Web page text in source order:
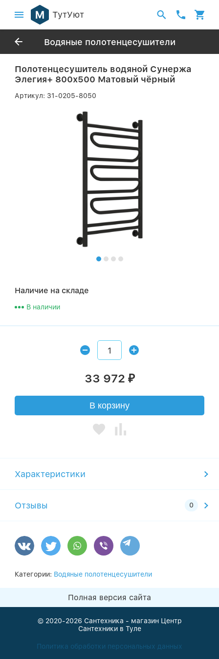
ТутУют
Водяные полотенцесушители
Полотенцесушитель водяной Сунержа
Элегия+ 800х500 Матовый чёрный
Артикул: 31-0205-8050
Наличие на складе
В наличии
33 972 ₽
В корзину
Характеристики
Отзывы
Категории: Водяные полотенцесушители
Полная версия сайта
© 2020-2026 Сантехника - магазин Центр
Сантехники в Туле
Политика обработки персональных данных